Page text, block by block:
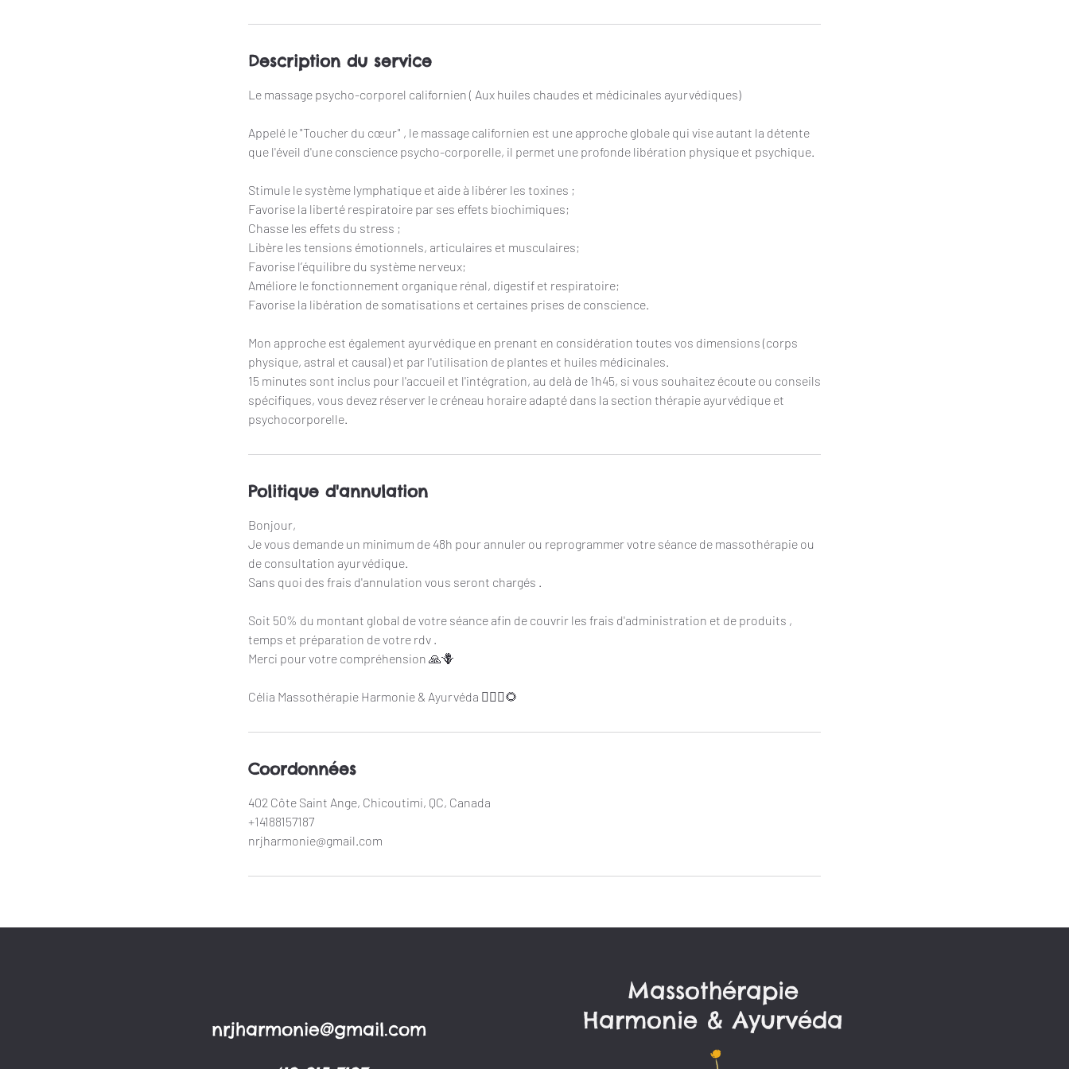
Description du service
Le massage psycho-corporel californien ( Aux huiles chaudes et médicinales ayurvédiques)
Appelé le "Toucher du cœur" , le massage californien est une approche globale qui vise autant la détente
que l'éveil d'une conscience psycho-corporelle, il permet une profonde libération physique et psychique.
Stimule le système lymphatique et aide à libérer les toxines ;
Favorise la liberté respiratoire par ses effets biochimiques;
Chasse les effets du stress ;
Libère les tensions émotionnels, articulaires et musculaires;
Favorise l’équilibre du système nerveux;
Améliore le fonctionnement organique rénal, digestif et respiratoire;
Favorise la libération de somatisations et certaines prises de conscience.
Mon approche est également ayurvédique en prenant en considération toutes vos dimensions (corps
physique, astral et causal) et par l'utilisation de plantes et huiles médicinales.
15 minutes sont inclus pour l'accueil et l'intégration, au delà de 1h45, si vous souhaitez écoute ou conseils
spécifiques, vous devez réserver le créneau horaire adapté dans la section thérapie ayurvédique et
Politique d'annulation
Bonjour,
Je vous demande un minimum de 48h pour annuler ou reprogrammer votre séance de massothérapie ou
de consultation ayurvédique.
Sans quoi des frais d'annulation vous seront chargés .
Soit 50% du montant global de votre séance afin de couvrir les frais d'administration et de produits ,
temps et préparation de votre rdv .
Merci pour votre compréhension 🙏🪻
Célia Massothérapie Harmonie & Ayurvéda 🧚🏼‍♀️🌻
Coordonnées
402 Côte Saint Ange, Chicoutimi, QC, Canada
+14188157187
nrjharmonie@gmail.com
nrjharmonie@gmail.com
Massothérapie
Harmonie & Ayurvéda